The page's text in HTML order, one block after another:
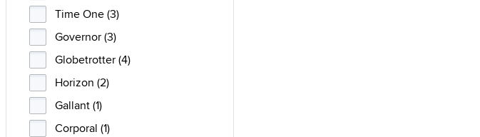
Time One (3)
Governor (3)
Globetrotter (4)
Horizon (2)
Gallant (1)
Corporal (1)